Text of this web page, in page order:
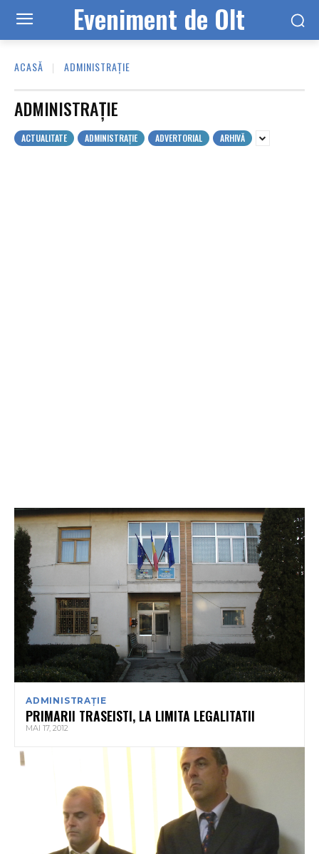
Eveniment de Olt
ACASĂ ADMINISTRAȚIE
ADMINISTRAȚIE
ACTUALITATE ADMINISTRAȚIE ADVERTORIAL ARHIVĂ
ADMINISTRAȚIE
PRIMARII TRASEISTI, LA LIMITA LEGALITATII
MAI 17, 2012